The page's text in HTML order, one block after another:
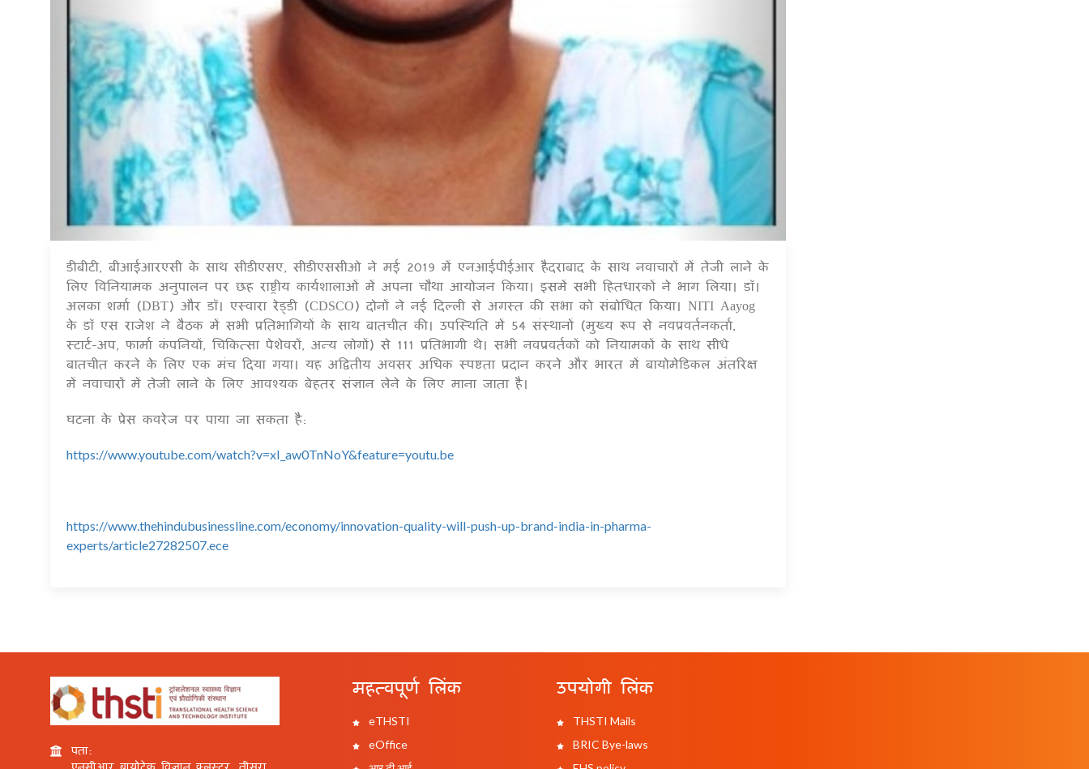
16 Jul 2020
डीबीटी, बीआईआरएसी के साथ सीडीएसए, सीडीएससीओ ने मई 2019 में एनआईपीईआर हैदराबाद के साथ नवाचारों में तेजी लाने के
लिए विनियामक अनुपालन पर छह राष्ट्रीय कार्यशालाओं में अपना चौथा आयोजन किया। इसमें सभी हितधारकों ने भाग लिया। डॉ।
अलका शर्मा (DBT) और डॉ। एस्वारा रेड्डी (CDSCO) दोनों ने नई दिल्ली से अगस्त की सभा को संबोधित किया। NITI Aayog
के डॉ एस राजेश ने बैठक में सभी प्रतिभागियों के साथ बातचीत की। उपस्थिति में 54 संस्थानों (मुख्य रूप से नवप्रवर्तनकर्ता,
स्टार्ट-अप, फार्मा कंपनियों, चिकित्सा पेशेवरों, अन्य लोगों) से 111 प्रतिभागी थे। सभी नवप्रवर्तकों को नियामकों के साथ सीधे
बातचीत करने के लिए एक मंच दिया गया। यह अद्वितीय अवसर अधिक स्पष्टता प्रदान करने और भारत में बायोमेडिकल अंतरिक्ष
में नवाचारों में तेजी लाने के लिए आवश्यक बेहतर संज्ञान लेने के लिए माना जाता है।
घटना के प्रेस कवरेज पर पाया जा सकता है:
https://www.youtube.com/watch?v=xI_aw0TnNoY&feature=youtu.be
https://www.thehindubusinessline.com/economy/innovation-quality-will-push-up-brand-india-in-pharma-
experts/article27282507.ece
पता:
महत्वपूर्ण लिंक
eTHSTI
eOffice
उपयोगी लिंक
THSTI Mails
BRIC Bye-laws